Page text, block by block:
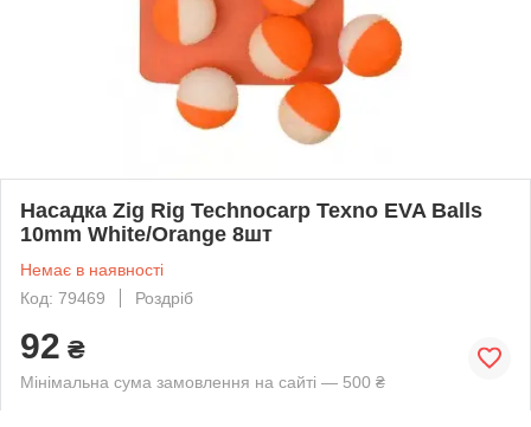
Насадка Zig Rig Technocarp Texno EVA Balls
10mm White/Orange 8шт
Немає в наявності
Код: 79469
Роздріб
92 ₴
Мінімальна сума замовлення на сайті — 500 ₴